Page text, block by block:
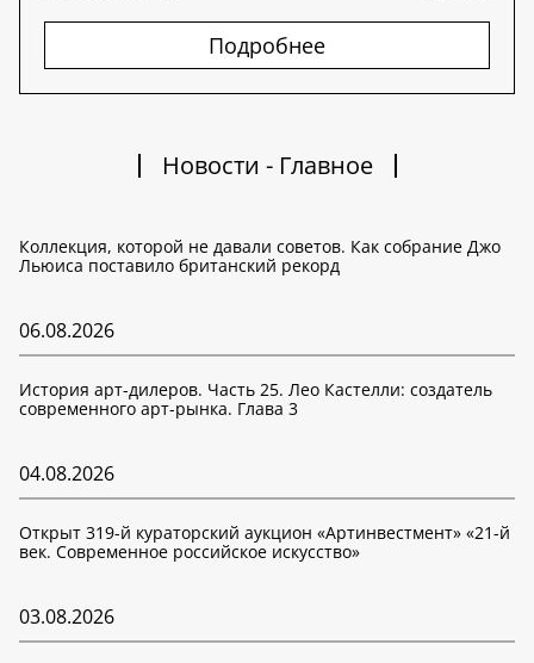
Подробнее
Новости - Главное
Коллекция, которой не давали советов. Как собрание Джо
Льюиса поставило британский рекорд
06.08.2026
История арт-дилеров. Часть 25. Лео Кастелли: создатель
современного арт-рынка. Глава 3
04.08.2026
Открыт 319-й кураторский аукцион «Артинвестмент» «21-й
век. Современное российское искусство»
03.08.2026